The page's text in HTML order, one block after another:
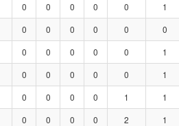
0 0 0 0 0 1
0 0 0 0 0 0
0 0 0 0 0 1
0 0 0 0 0 1
0 0 0 0 1 1
0 0 0 0 2 1